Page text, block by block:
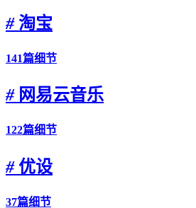
#淘宝
141篇细节
#网易云音乐
122篇细节
#优设
37篇细节